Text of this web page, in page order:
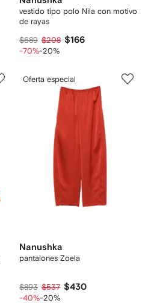
vestido tipo polo Nila con motivo
de rayas
$689 $208 $166
-70%-20%
Oferta especial
Nanushka
pantalones Zoela
$893 $537 $430
-40%-20%